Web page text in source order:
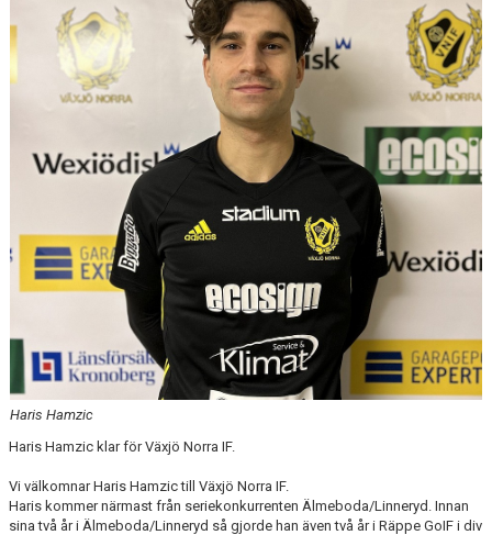
Haris Hamzic
Haris Hamzic klar för Växjö Norra IF.
Vi välkomnar Haris Hamzic till Växjö Norra IF.
Haris kommer närmast från seriekonkurrenten Älmeboda/Linneryd. Innan
sina två år i Älmeboda/Linneryd så gjorde han även två år i Räppe GoIF i div